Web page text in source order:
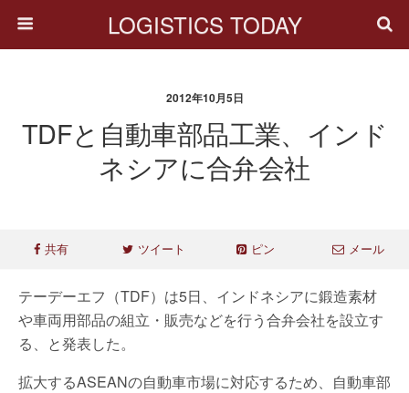
LOGISTICS TODAY
2012年10月5日
TDFと自動車部品工業、インド
ネシアに合弁会社
共有 ツイート ピン メール
テーデーエフ（TDF）は5日、インドネシアに鍛造素材
や車両用部品の組立・販売などを行う合弁会社を設立す
る、と発表した。
拡大するASEANの自動車市場に対応するため、自動車部